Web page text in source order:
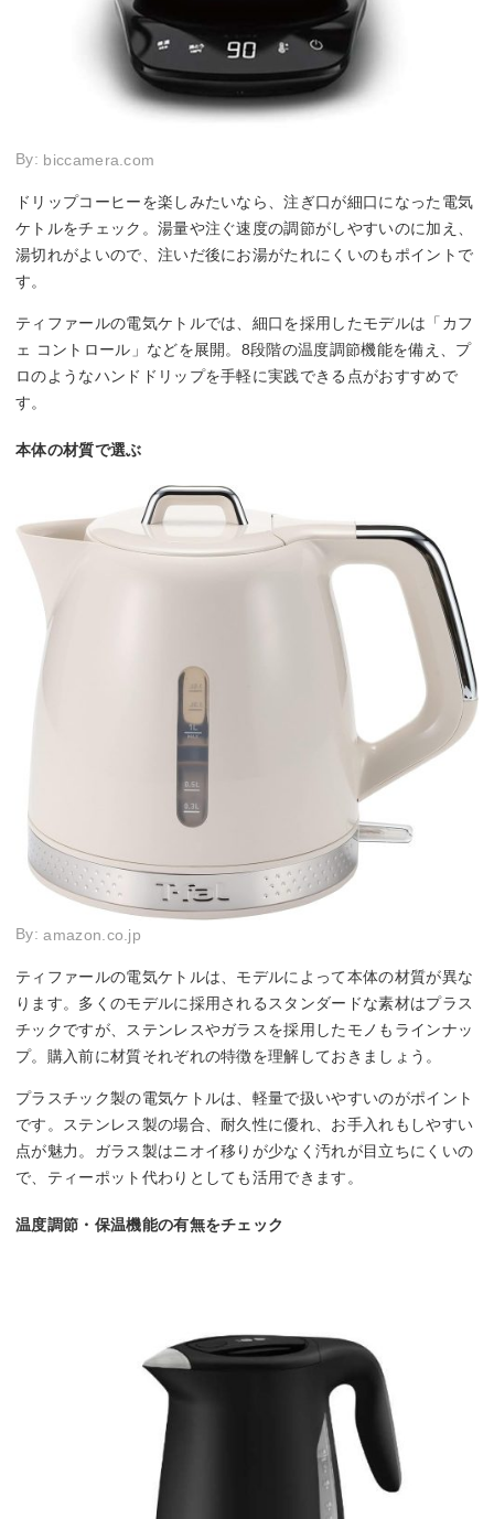
By: biccamera.com
ドリップコーヒーを楽しみたいなら、注ぎ口が細口になった電気
ケトルをチェック。湯量や注ぐ速度の調節がしやすいのに加え、
湯切れがよいので、注いだ後にお湯がたれにくいのもポイントで
す。
ティファールの電気ケトルでは、細口を採用したモデルは「カフ
ェ コントロール」などを展開。8段階の温度調節機能を備え、プ
ロのようなハンドドリップを手軽に実践できる点がおすすめで
す。
本体の材質で選ぶ
By:amazon.co.jp
ティファールの電気ケトルは、モデルによって本体の材質が異な
ります。多くのモデルに採用されるスタンダードな素材はプラス
チックですが、ステンレスやガラスを採用したモノもラインナッ
プ。購入前に材質それぞれの特徴を理解しておきましょう。
プラスチック製の電気ケトルは、軽量で扱いやすいのがポイント
です。ステンレス製の場合、耐久性に優れ、お手入れもしやすい
点が魅力。ガラス製はニオイ移りが少なく汚れが目立ちにくいの
で、ティーポット代わりとしても活用できます。
温度調節・保温機能の有無をチェック